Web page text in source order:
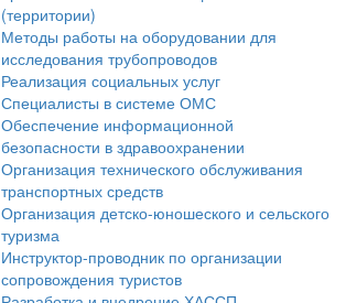
(территории)
Методы работы на оборудовании для
исследования трубопроводов
Реализация социальных услуг
Специалисты в системе ОМС
Обеспечение информационной
безопасности в здравоохранении
Организация технического обслуживания
транспортных средств
Организация детско-юношеского и сельского
туризма
Инструктор-проводник по организации
сопровождения туристов